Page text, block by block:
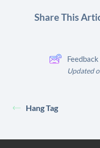
Share This
Updated
Hang Tag